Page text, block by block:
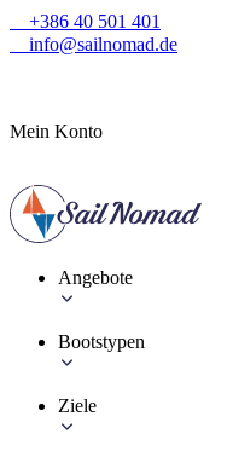
+386 40 501 401
info@sailnomad.de
Mein Konto
Angebote
Bootstypen
Ziele